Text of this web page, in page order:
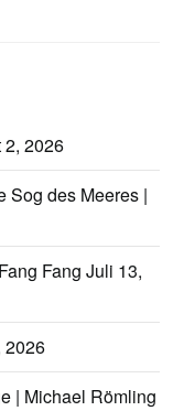
2, 2026
Sog des Meeres |
Fang Juli 13,
2026
| Michael Römling